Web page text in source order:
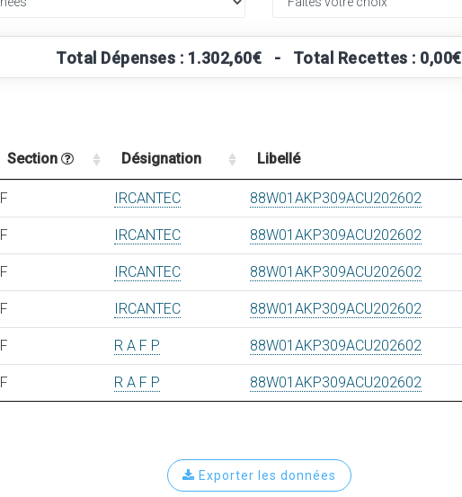
Total Dépenses : 1.302,60€ - Total Recettes : 0,00€
Section Désignation Libellé
F IRCANTEC 88W01AKP309ACU202602
F IRCANTEC 88W01AKP309ACU202602
F IRCANTEC 88W01AKP309ACU202602
F IRCANTEC 88W01AKP309ACU202602
F R A F P 88W01AKP309ACU202602
F R A F P 88W01AKP309ACU202602
Exporter les données